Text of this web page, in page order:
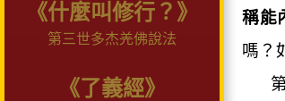
《什麼叫修行？》
第三世多杰羌佛說法
《了義經》
稱能
嗎？